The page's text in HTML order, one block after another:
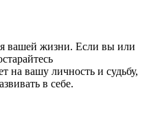
вашей жизни. Если вы или
на вашу личность и судьбу,
в себе.